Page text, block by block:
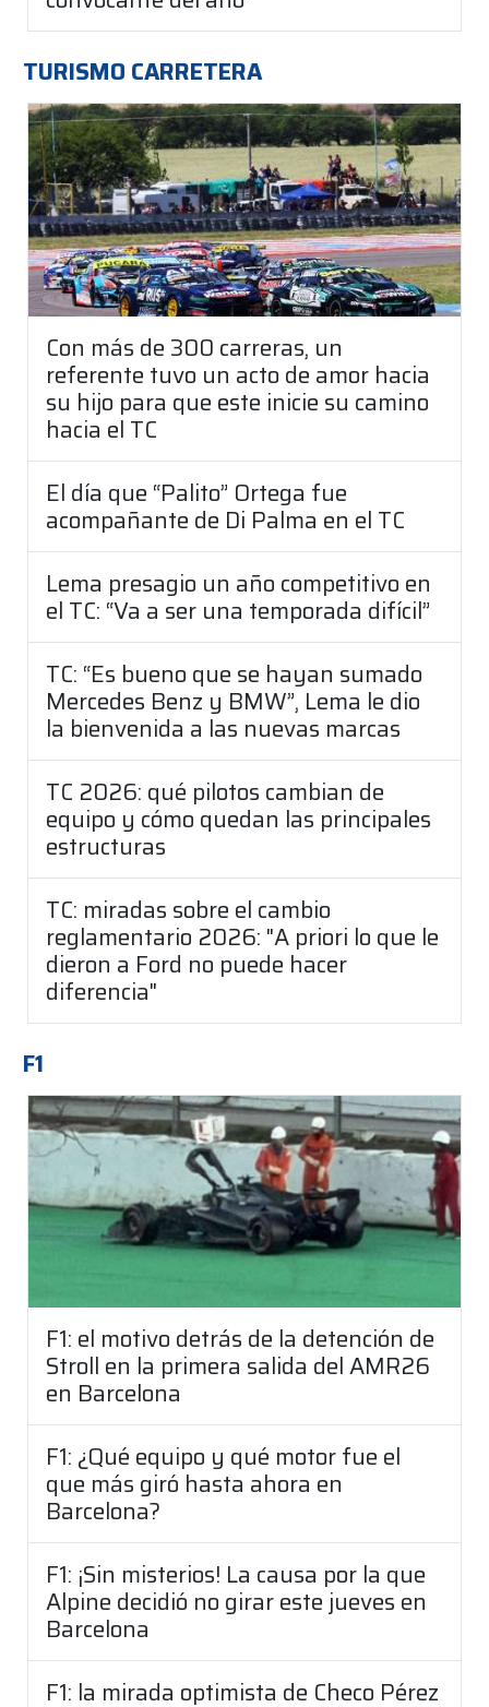
TURISMO CARRETERA
Con más de 300 carreras, un
referente tuvo un acto de amor hacia
su hijo para que este inicie su camino
hacia el TC
El día que “Palito” Ortega fue
acompañante de Di Palma en el TC
Lema presagio un año competitivo en
el TC: “Va a ser una temporada difícil”
TC: “Es bueno que se hayan sumado
Mercedes Benz y BMW”, Lema le dio
la bienvenida a las nuevas marcas
TC 2026: qué pilotos cambian de
equipo y cómo quedan las principales
estructuras
TC: miradas sobre el cambio
reglamentario 2026: "A priori lo que le
dieron a Ford no puede hacer
diferencia"
F1
F1: el motivo detrás de la detención de
Stroll en la primera salida del AMR26
en Barcelona
F1: ¿Qué equipo y qué motor fue el
que más giró hasta ahora en
Barcelona?
F1: ¡Sin misterios! La causa por la que
Alpine decidió no girar este jueves en
Barcelona
F1: la mirada optimista de Checo Pérez